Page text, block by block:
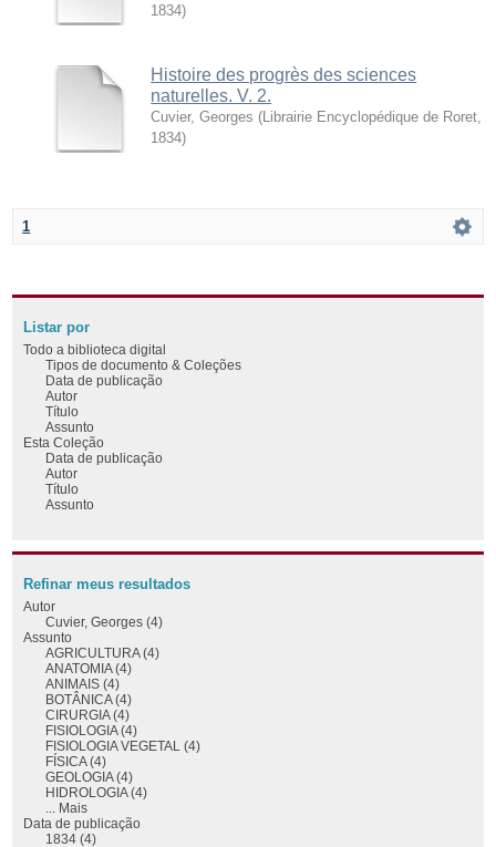
1834)
Histoire des progrès des sciences
naturelles. V. 2.
Cuvier, Georges ( Librairie Encyclopédique de Roret
1834)
1
Listar por
Todo a biblioteca digital
Tipos de documento & Coleções
Data de publicação
Autor
Título
Assunto
Esta Coleção
Data de publicação
Autor
Título
Assunto
Refinar meus resultados
Autor
Cuvier, Georges (4)
Assunto
AGRICULTURA (4)
ANATOMIA (4)
ANIMAIS (4)
BOTÂNICA (4)
CIRURGIA (4)
FISIOLOGIA (4)
FISIOLOGIA VEGETAL (4)
FÍSICA (4)
GEOLOGIA (4)
HIDROLOGIA (4)
... Mais
Data de publicação
1834 (4)